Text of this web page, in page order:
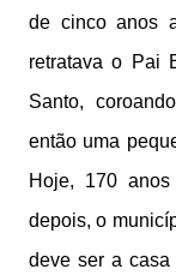
de cinco anos
retratava o Pai
Santo,
então uma
Hoje, 170
depois, o
deve ser a